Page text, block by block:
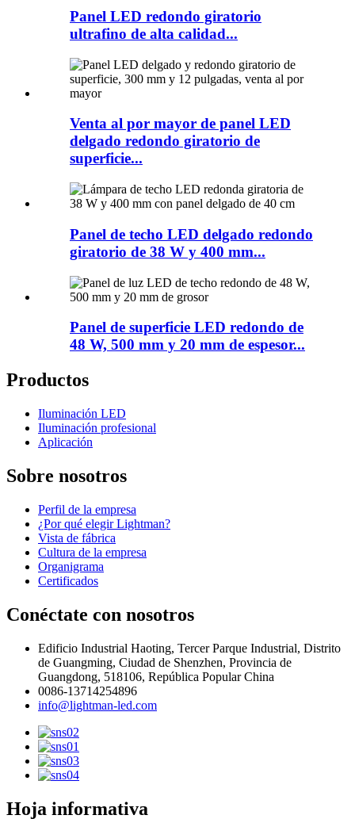
Panel LED redondo giratorio
ultrafino de alta calidad...
Venta al por mayor de panel LED
delgado redondo giratorio de
superficie...
Panel de techo LED delgado redondo
giratorio de 38 W y 400 mm...
Panel de superficie LED redondo de
48 W, 500 mm y 20 mm de espesor...
Productos
Iluminación LED
Iluminación profesional
Aplicación
Sobre nosotros
Perfil de la empresa
¿Por qué elegir Lightman?
Vista de fábrica
Cultura de la empresa
Organigrama
Certificados
Conéctate con nosotros
Edificio Industrial Haoting, Tercer Parque Industrial, Distrito
de Guangming, Ciudad de Shenzhen, Provincia de
Guangdong, 518106, República Popular China
0086-13714254896
info@lightman-led.com
Hoja informativa